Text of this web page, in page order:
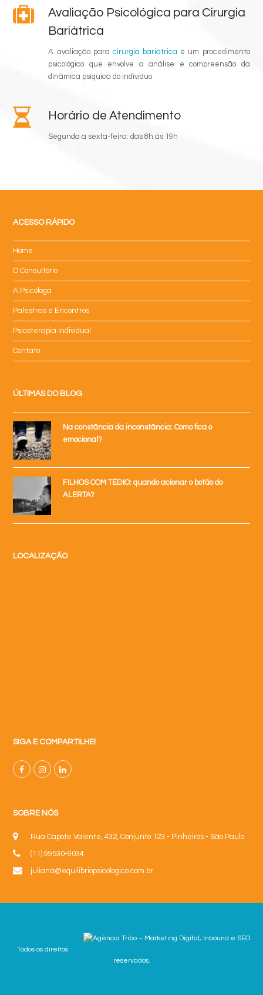
Avaliação Psicológica para Cirurgia
Bariátrica
A avaliação para cirurgia bariátrica é um procedimento
psicológico que envolve a análise e compreensão da
dinâmica psíquica do indivíduo
Horário de Atendimento
Segunda a sexta-feira: das 8h às 19h
ACESSO RÁPIDO
Home
O Consultório
A Psicóloga
Palestras e Encontros
Psicoterapia Individual
Contato
ÚLTIMAS DO BLOG
Na constância da inconstância: Como fica o
emocional?
FILHOS COM TÉDIO: quando acionar o botão do
ALERTA?
LOCALIZAÇÃO
SIGA E COMPARTILHE!
SOBRE NÓS
Rua Capote Valente, 432, Conjunto 123 - Pinheiros - São Paulo
(11) 99530-9034
juliana@equilibriopsicologico.com.br
Todos os direitos
reservados.